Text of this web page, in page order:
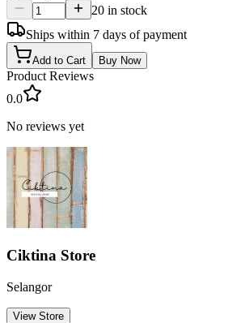
20 in stock
Ships within 7 days of payment
Add to Cart Buy Now
Product Reviews
0.0
No reviews yet
Ciktina Store
Selangor
View Store